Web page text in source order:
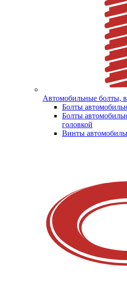
Автомобильные болты,
Болты
Болты
головкой
Винты